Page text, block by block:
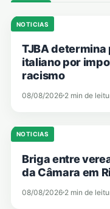
NOTICIAS
TJBA
italiano por
racismo
08/08/2026 2 min de
NOTICIAS
Briga entre
da Câmara em
08/08/2026 2 min de